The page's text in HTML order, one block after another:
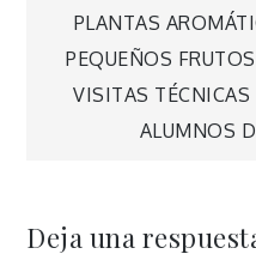
de
PLANTAS
PEQUEÑOS
VISITAS
ALUMNOS
Deja una